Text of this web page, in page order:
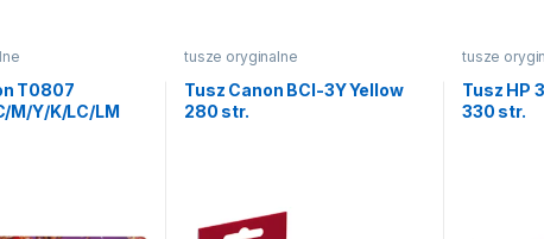
T0807
M/Y/K/LC/LM
tusze oryginalne
Tusz Canon BCI-3Y Yellow
280 str.
tusze
Tusz HP
330 str.